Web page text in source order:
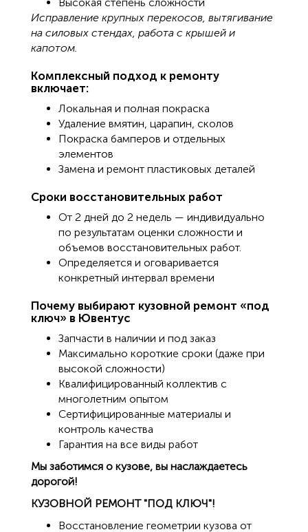
Исправление крупных перекосов, вытягивание
на силовых стендах, работа с крышей и
капотом.
Комплексный подход к ремонту
включает:
Локальная и полная покраска
Удаление вмятин, царапин, сколов
Покраска бамперов и отдельных
элементов
Замена и ремонт пластиковых деталей
Сроки восстановительных работ
От 2 дней до 2 недель — индивидуально
по результатам оценки сложности и
объемов восстановительных работ.
Определяется и оговаривается
конкретный интервал времени
Почему выбирают кузовной ремонт «под
ключ» в Ювентус
Запчасти в наличии и под заказ
Максимально короткие сроки (даже при
высокой сложности)
Квалифицированный коллектив с
многолетним опытом
Сертифицированные материалы и
контроль качества
Гарантия на все виды работ
Мы заботимся о кузове, вы наслаждаетесь
дорогой!
КУЗОВНОЙ РЕМОНТ "ПОД КЛЮЧ"!
Восстановление геометрии кузова от